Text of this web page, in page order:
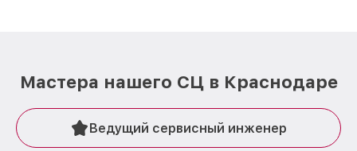
Мастера нашего СЦ в Краснодаре
Ведущий сервисный инженер